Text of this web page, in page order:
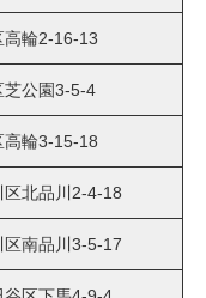
高輪2-16-13
芝公園3-5-4
高輪3-15-18
区北品川2-4-18
区南品川3-5-17